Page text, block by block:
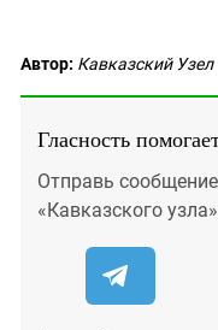
Автор: Кавказский Узел
Гласность
Отправь
«Кавказского